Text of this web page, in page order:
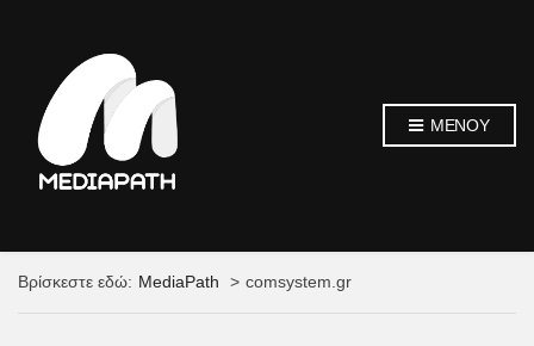
ΜΕΝΟΎ
Βρίσκεστε εδώ: MediaPath comsystem.gr